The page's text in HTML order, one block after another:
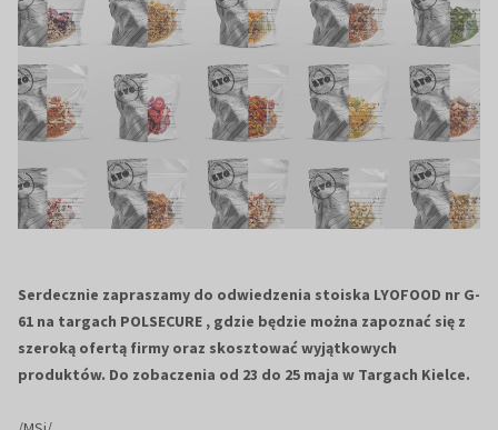
Serdecznie zapraszamy do odwiedzenia stoiska LYOFOOD nr G-
61 na targach POLSECURE , gdzie będzie można zapoznać się z
szeroką ofertą firmy oraz skosztować wyjątkowych
produktów. Do zobaczenia od 23 do 25 maja w Targach Kielce.